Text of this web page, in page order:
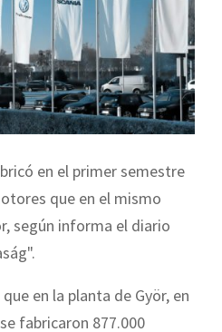
en el primer semestre
que en el mismo
según informa el diario
en la planta de Györ, en
fabricaron 877.000